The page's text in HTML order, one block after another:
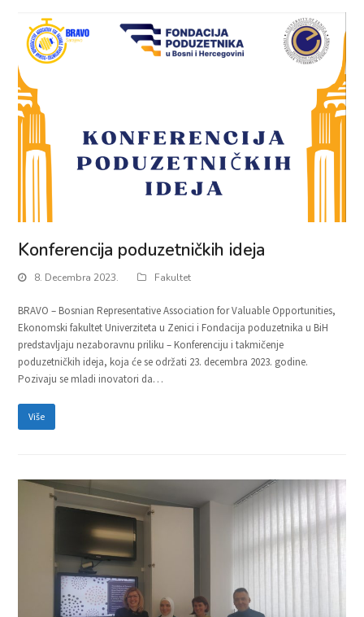
Konferencija poduzetničkih ideja
8. Decembra 2023. Fakultet
BRAVO – Bosnian Representative Association for Valuable Opportunities,
Ekonomski fakultet Univerziteta u Zenici i Fondacija poduzetnika u BiH
predstavljaju nezaboravnu priliku – Konferenciju i takmičenje
poduzetničkih ideja, koja će se održati 23. decembra 2023. godine.
Pozivaju se mladi inovatori da…
Više